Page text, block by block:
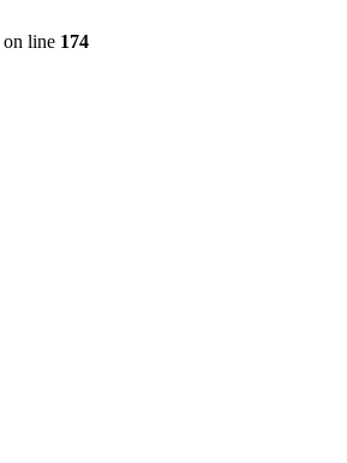
on line 174